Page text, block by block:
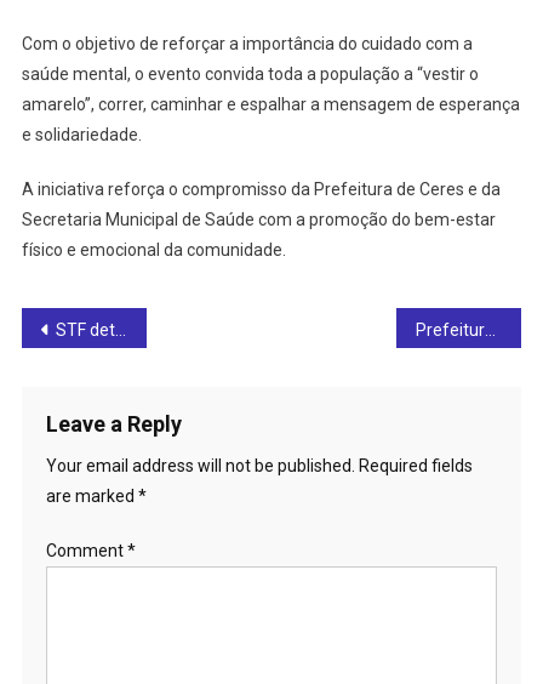
Com o objetivo de reforçar a importância do cuidado com a
saúde mental, o evento convida toda a população a “vestir o
amarelo”, correr, caminhar e espalhar a mensagem de esperança
e solidariedade.
A iniciativa reforça o compromisso da Prefeitura de Ceres e da
Secretaria Municipal de Saúde com a promoção do bem-estar
físico e emocional da comunidade.
Post
STF determina júri popular para acusado de duplo homicídio em Ceres, caso que chocou a cidade em 2012
Leave a Reply
Your email address will not be published.
Required fields
are marked *
Comment*